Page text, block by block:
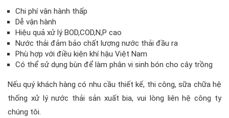
Chi phí vận hành thấp
Dễ vận hành
Hiệu quả xử lý BOD,COD,N,P cao
Nước thải đảm bảo chất lượng nước thải đầu ra
Phù hợp với điều kiện khí hậu Việt Nam
Có thể sử dụng bùn để làm phân vi sinh bón cho cây trồng
Nếu quý khách hàng có nhu cầu thiết kế, thi công, sữa chữa hệ
thống xử lý nước thải sản xuất bia, vui lòng liên hệ công ty
chúng tôi.